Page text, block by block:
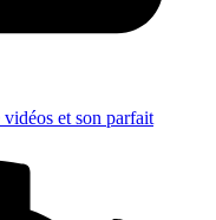
et son parfait